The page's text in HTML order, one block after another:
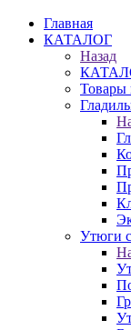
Главная
КАТАЛОГ
Назад
Товары
Утюги